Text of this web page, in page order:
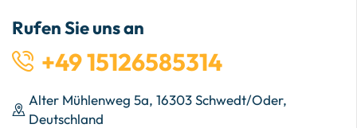
Rufen Sie uns an
+49 15126585314
Alter Mühlenweg 5a, 16303 Schwedt/Oder,
Deutschland